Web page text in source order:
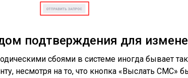
подтверждения для
сбоями в системе иногда бывает
несмотря на то, что кнопка «Выслать СМС»